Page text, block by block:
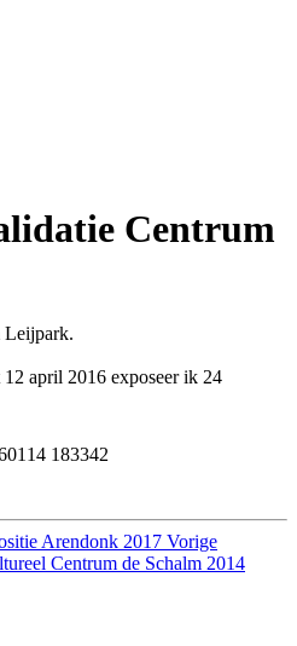
Centrum
Leijpark.
april 2016 exposeer ik 24
Arendonk 2017 Vorige
Centrum de Schalm 2014